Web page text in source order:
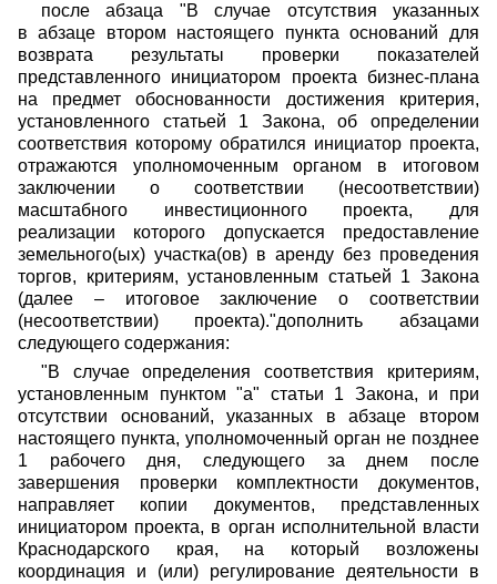
после абзаца "В случае отсутствия указанных
в абзаце втором настоящего пункта оснований для
возврата результаты проверки показателей
представленного инициатором проекта бизнес-плана
на предмет обоснованности достижения критерия,
установленного статьей 1 Закона, об определении
соответствия которому обратился инициатор проекта,
отражаются уполномоченным органом в итоговом
заключении о соответствии (несоответствии)
масштабного инвестиционного проекта, для
реализации которого допускается предоставление
земельного(ых) участка(ов) в аренду без проведения
торгов, критериям, установленным статьей 1 Закона
(далее – итоговое заключение о соответствии
(несоответствии) проекта)."дополнить абзацами
следующего содержания:
"В случае определения соответствия критериям,
установленным пунктом "а" статьи 1 Закона, и при
отсутствии оснований, указанных в абзаце втором
настоящего пункта, уполномоченный орган не позднее
1 рабочего дня, следующего за днем после
завершения проверки комплектности документов,
направляет копии документов, представленных
инициатором проекта, в орган исполнительной власти
Краснодарского края, на который возложены
координация и (или) регулирование деятельности в